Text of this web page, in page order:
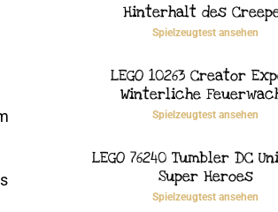
Hinterhalt des
Spielzeugtest ansehen
LEGO 10263 Creator
Winterliche
Spielzeugtest ansehen
LEGO 76240 Tumbler DC
Super Heroes
Spielzeugtest ansehen